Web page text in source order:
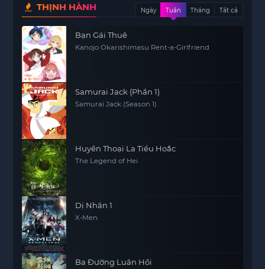
THỊNH HÀNH Ngày Tuần Tháng Tất cả
Bạn Gái Thuê
Kanojo Okarishimasu Rent-a-Girlfriend
Samurai Jack (Phần 1)
Samurai Jack (Season 1)
Huyền Thoại La Tiểu Hoắc
The Legend of Hei
Dị Nhân 1
X-Men
Ba Đường Luân Hồi